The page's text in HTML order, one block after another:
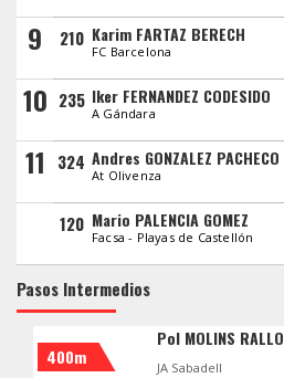
9 210 Karim FARTAZ BERECH
FC Barcelona
10 235 Iker FERNANDEZ CODESIDO
A Gándara
11 324 Andres GONZALEZ PACHECO
At Olivenza
120 Mario PALENCIA GOMEZ
Facsa - Playas de Castellón
Pasos Intermedios
400m
Pol MOLINS RALLO
JA Sabadell